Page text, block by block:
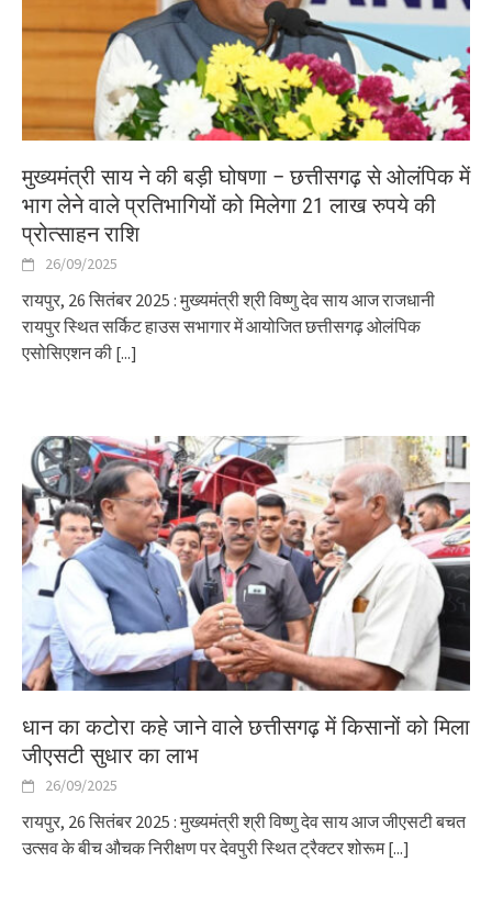
मुख्यमंत्री साय ने की बड़ी घोषणा – छत्तीसगढ़ से ओलंपिक में
भाग लेने वाले प्रतिभागियों को मिलेगा 21 लाख रुपये की
प्रोत्साहन राशि
26/09/2025
रायपुर, 26 सितंबर 2025 : मुख्यमंत्री श्री विष्णु देव साय आज राजधानी
रायपुर स्थित सर्किट हाउस सभागार में आयोजित छत्तीसगढ़ ओलंपिक
एसोसिएशन की [...]
धान का कटोरा कहे जाने वाले छत्तीसगढ़ में किसानों को मिला
जीएसटी सुधार का लाभ
26/09/2025
रायपुर, 26 सितंबर 2025 : मुख्यमंत्री श्री विष्णु देव साय आज जीएसटी बचत
उत्सव के बीच औचक निरीक्षण पर देवपुरी स्थित ट्रैक्टर शोरूम[...]